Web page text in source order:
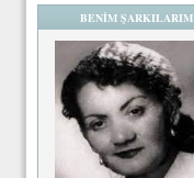
BENİM ŞARKILARIM